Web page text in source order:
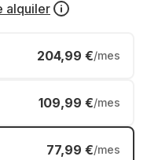
alquiler
204,99 €/mes
109,99 €/mes
77,99 €/mes